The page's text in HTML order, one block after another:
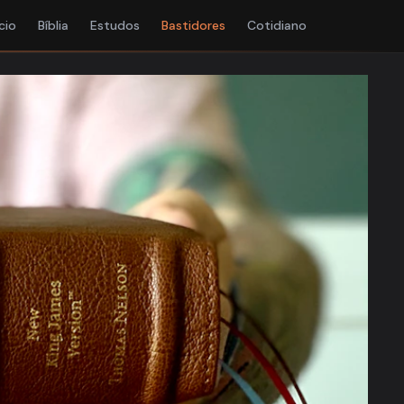
Bíblia Estudos Bastidores Cotidiano